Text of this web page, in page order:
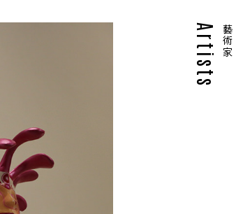
Artists 藝術家